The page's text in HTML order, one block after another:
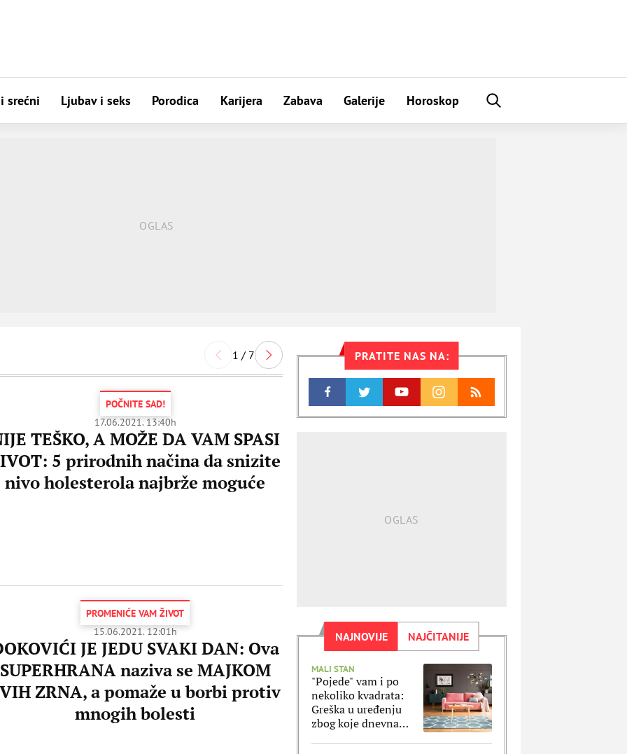
srećni Ljubav i seks Porodica Karijera Zabava Galerije Horoskop
1 / 7
POČNITE SAD!
17.06.2021. 13:40h
TEŠKO, A MOŽE DA VAM SPASI
5 prirodnih načina da snizite
nivo holesterola najbrže moguće
PROMENIĆE VAM ŽIVOT
15.06.2021. 12:01h
JE JEDU SVAKI DAN: Ova
SUPERHRANA naziva se MAJKOM
ZRNA, a pomaže u borbi protiv
mnogih bolesti
PRATITE NAS NA:
NAJNOVIJE NAJČITANIJE
MALI STAN
"Pojede" vam i po
nekoliko kvadrata:
Greška u uređenju
zbog koje dnevna